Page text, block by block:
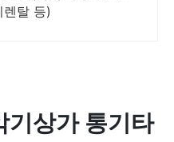
탈 등)
기상가 통기타